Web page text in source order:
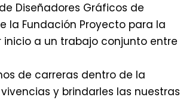
Diseñadores Gráficos de
la Fundación Proyecto para la
inicio a un trabajo conjunto entre
de carreras dentro de la
y brindarles las nuestras